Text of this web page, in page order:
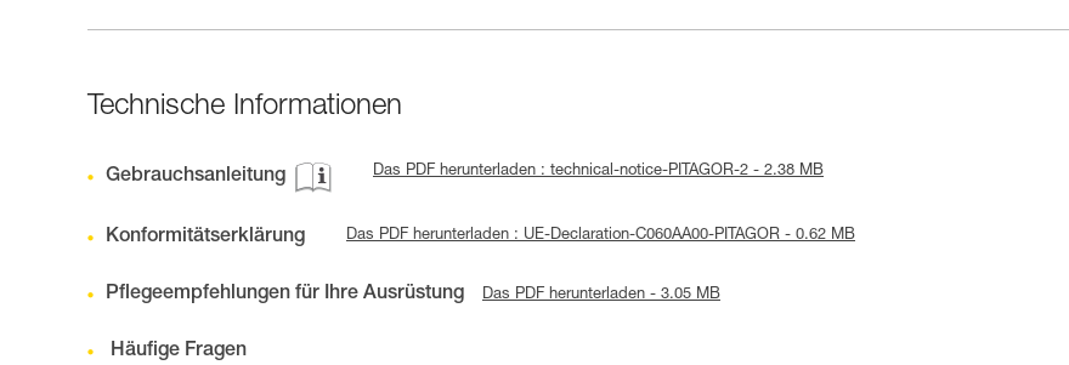
Technische Informationen
Gebrauchsanleitung Das PDF herunterladen : technical-notice-PITAGOR-2 - 2.38 MB
Konformitätserklärung Das PDF herunterladen : UE-Declaration-C060AA00-PITAGOR - 0.62 MB
Pflegeempfehlungen für Ihre Ausrüstung Das PDF herunterladen - 3.05 MB
Häufige Fragen